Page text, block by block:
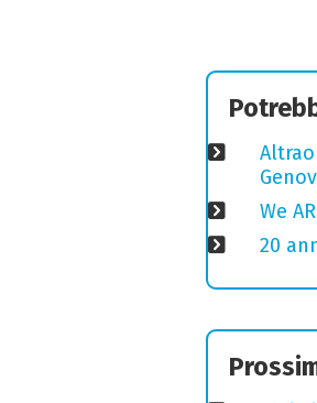
We
20